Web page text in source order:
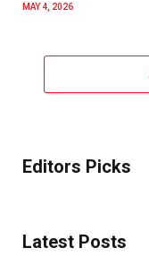
MAY 4, 2026
Editors Picks
Latest Posts